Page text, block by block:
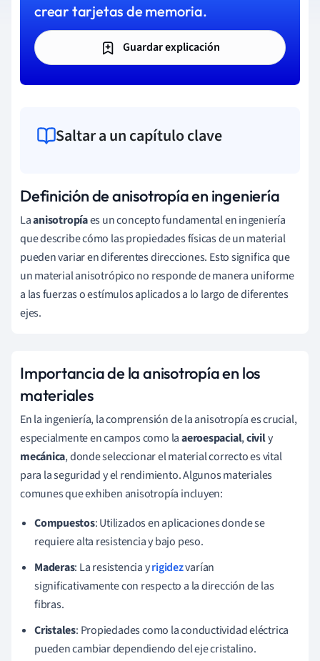
crear tarjetas de memoria.
Guardar explicación
Saltar a un capítulo clave
Definición de anisotropía en ingeniería
Laanisotropíaes un concepto fundamental en ingeniería
que describe cómo las propiedades físicas de un material
pueden variar en diferentes direcciones. Esto significa que
un material anisotrópico no responde de manera uniforme
a las fuerzas o estímulos aplicados a lo largo de diferentes
ejes.
Importancia de la anisotropía en los
materiales
En la ingeniería, la comprensión de la anisotropía es crucial,
especialmente en campos como laaeroespacial,civily
mecánica, donde seleccionar el material correcto es vital
para la seguridad y el rendimiento. Algunos materiales
comunes que exhiben anisotropía incluyen:
Compuestos: Utilizados en aplicaciones donde se
requiere alta resistencia y bajo peso.
Maderas: La resistencia yrigidezvarían
significativamente con respecto a la dirección de las
fibras.
Cristales: Propiedades como la conductividad eléctrica
pueden cambiar dependiendo del eje cristalino.